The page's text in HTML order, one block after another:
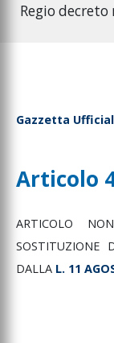
Regio decreto
Gazzetta
Articolo
ARTICOLO
DALLA L. 11